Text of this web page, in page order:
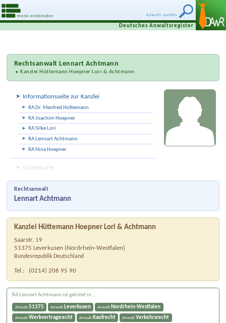
Anwalt suchen
Menü einblenden
Deutsches Anwaltsregister
RechtsanwaltLennart Achtmann
Kanzlei Hüttemann Hoepner Lori & Achtmann
Informationsseite zur Kanzlei
RA Dr. Manfred Hüttemann
RA Joachim Hoepner
RA Silke Lori
RA Lennart Achtmann
RA Nina Hoepner
Visitenkarte
Rechtsanwalt
Lennart Achtmann
Kanzlei Hüttemann Hoepner Lori & Achtmann
Saarstr. 19
51375 Leverkusen ( Nordrhein-Westfalen)
Bundesrepublik Deutschland
Tel.: (0214) 206 95 90
RA Lennart Achtmann ist gelistet in ...
Anwalt 51375 Anwalt Leverkusen Anwalt Nordrhein-Westfalen
Anwalt Werkvertragsrecht Anwalt Kaufrecht AnwaltVerkehrsrecht